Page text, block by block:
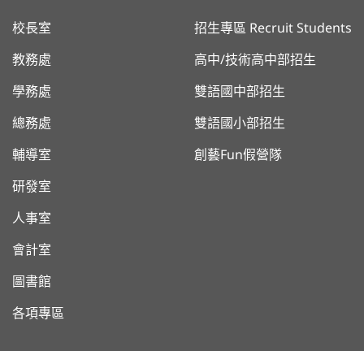
校長室
教務處
學務處
總務處
輔導室
研發室
人事室
會計室
圖書館
各項專區
招生專區 Recruit Students
高中/技術高中部招生
雙語國中部招生
雙語國小部招生
創藝Fun假營隊